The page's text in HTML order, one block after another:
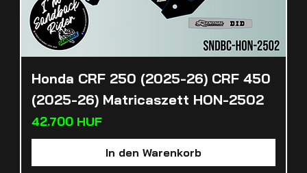
Honda CRF 250 (2025-26) CRF 450
(2025-26) Matricaszett HON-2502
Preis
42.700 HUF
In den Warenkorb